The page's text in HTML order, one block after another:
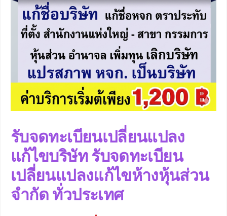
รับจดทะเบียนเปลี่ยนแปลง
แก้ไขบริษัท รับจดทะเบียน
เปลี่ยนแปลงแก้ไขห้างหุ้นส่วน
จำกัด ทั่วประเทศ